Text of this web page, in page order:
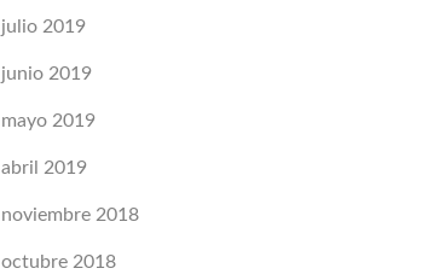
julio 2019
junio 2019
mayo 2019
abril 2019
noviembre 2018
octubre 2018